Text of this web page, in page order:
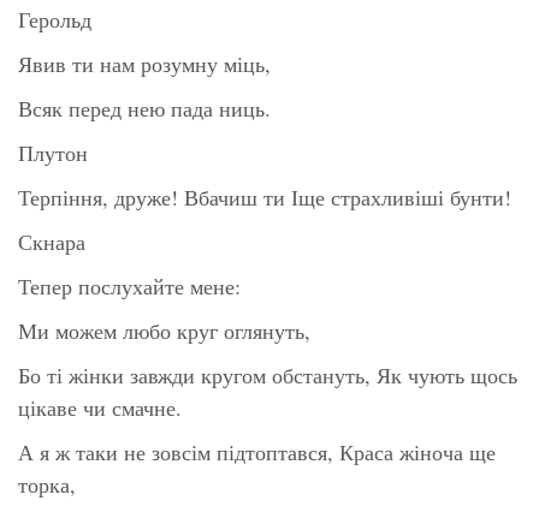
Герольд
Явив ти нам розумну міць,
Всяк перед нею пада ниць.
Плутон
Терпіння, друже! Вбачиш ти Іще страхливіші бунти!
Скнара
Тепер послухайте мене:
Ми можем любо круг оглянуть,
Бо ті жінки завжди кругом обстануть, Як чують щось
цікаве чи смачне.
А я ж таки не зовсім підтоптався, Краса жіноча ще
торка,